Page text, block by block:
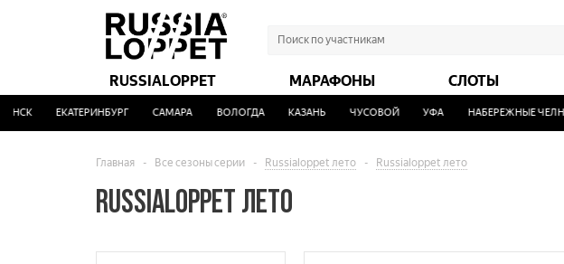
RUSSIALOPPET МАРАФОНЫ СЛОТЫ
ЕКАТЕРИНБУРГ САМАРА ВОЛОГДА КАЗАНЬ ЧУСОВОЙ УФА НАБЕРЕЖНЫЕ ЧЕЛНЫ
Главная - Все сезоны серии - Russialoppet лето - Russialoppet лето
RUSSIALOPPET ЛЕТО